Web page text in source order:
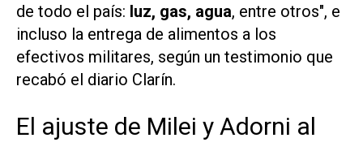
de todo el país: luz, gas, agua, entre otros", e
incluso la entrega de alimentos a los
efectivos militares, según un testimonio que
recabó el diario Clarín.
El ajuste de Milei y Adorni al